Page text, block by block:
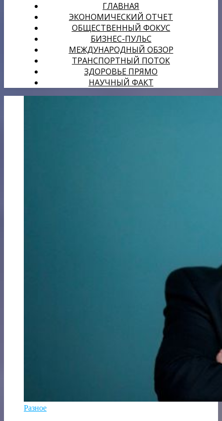
ГЛАВНАЯ
ЭКОНОМИЧЕСКИЙ ОТЧЕТ
ОБЩЕСТВЕННЫЙ ФОКУС
БИЗНЕС-ПУЛЬС
МЕЖДУНАРОДНЫЙ ОБЗОР
ТРАНСПОРТНЫЙ ПОТОК
ЗДОРОВЬЕ ПРЯМО
НАУЧНЫЙ ФАКТ
Разное